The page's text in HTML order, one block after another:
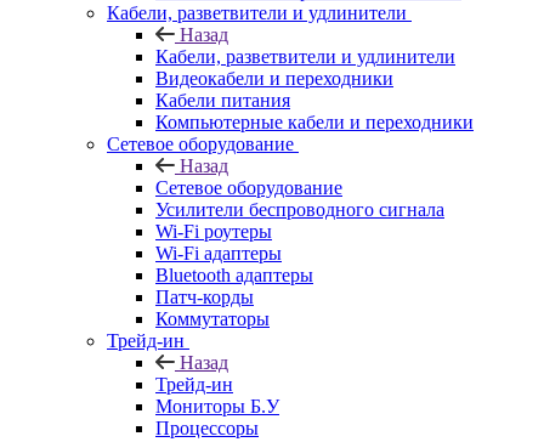
Кабели, разветвители и удлинители
Назад
Кабели, разветвители и удлинители
Видеокабели и переходники
Кабели питания
Компьютерные кабели и переходники
Сетевое оборудование
Назад
Сетевое оборудование
Усилители беспроводного сигнала
Wi-Fi роутеры
Wi-Fi адаптеры
Bluetooth адаптеры
Патч-корды
Коммутаторы
Трейд-ин
Назад
Трейд-ин
Мониторы Б.У
Процессоры